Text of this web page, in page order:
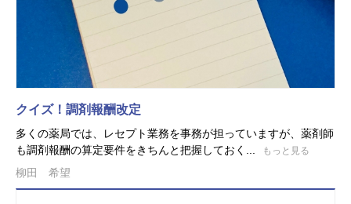
クイズ！調剤報酬改定
多くの薬局では、レセプト業務を事務が担っていますが、薬剤師
も調剤報酬の算定要件をきちんと把握しておく...
もっと見る
柳田 希望